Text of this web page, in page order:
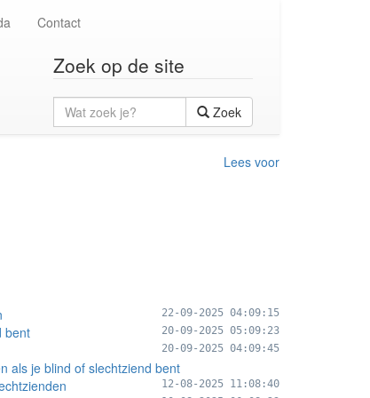
Contact
Zoek op de site
Wat
zoek
je?
Zoek
Lees voor
22-09-2025 04:09:15
bent 20-09-2025 05:09:23
20-09-2025 04:09:45
als je blind of slechtziend bent
12-08-2025 11:08:40